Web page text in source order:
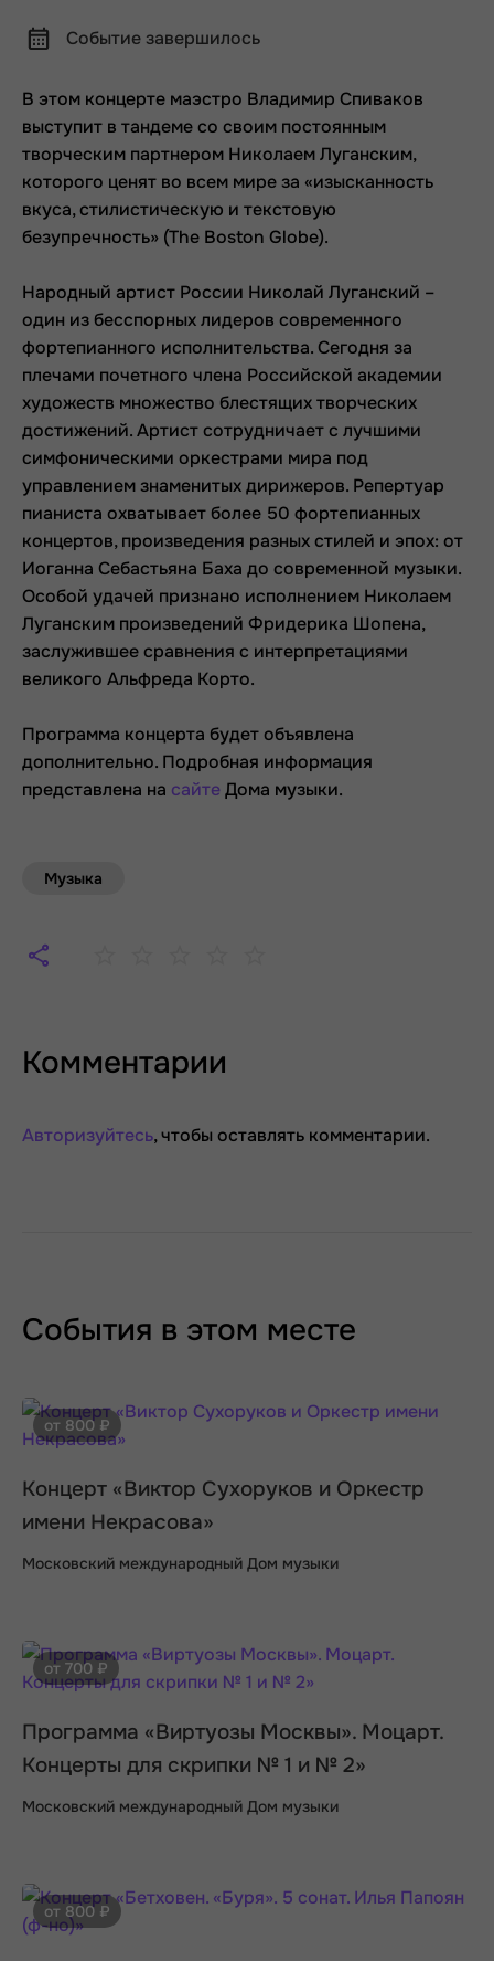
Событие завершилось
В этом концерте маэстро Владимир Спиваков
выступит в тандеме со своим постоянным
творческим партнером Николаем Луганским,
которого ценят во всем мире за «изысканность
вкуса, стилистическую и текстовую
безупречность» (The Boston Globe).
Народный артист России Николай Луганский –
один из бесспорных лидеров современного
фортепианного исполнительства. Сегодня за
плечами почетного члена Российской академии
художеств множество блестящих творческих
достижений. Артист сотрудничает с лучшими
симфоническими оркестрами мира под
управлением знаменитых дирижеров. Репертуар
пианиста охватывает более 50 фортепианных
концертов, произведения разных стилей и эпох: от
Иоганна Себастьяна Баха до современной музыки.
Особой удачей признано исполнением Николаем
Луганским произведений Фридерика Шопена,
заслужившее сравнения с интерпретациями
великого Альфреда Корто.
Программа концерта будет объявлена
дополнительно. Подробная информация
представлена на сайтеДома музыки.
Музыка
Комментарии
Авторизуйтесь, чтобы оставлять комментарии.
События в этом месте
от 800 ₽
Концерт «Виктор Сухоруков и Оркестр
имени Некрасова»
Московский международный Дом музыки
от 700 ₽
Программа «Виртуозы Москвы». Моцарт.
Концерты для скрипки № 1 и № 2»
Московский международный Дом музыки
от 800 ₽